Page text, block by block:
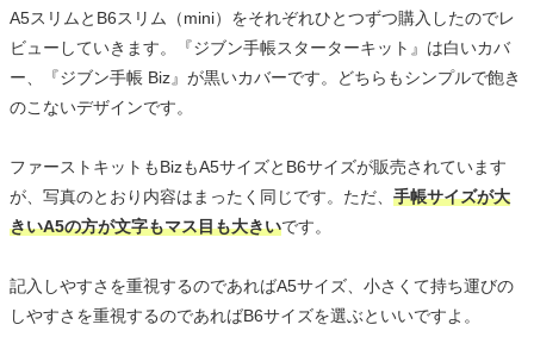
A5スリムとB6スリム（mini）をそれぞれひとつずつ購入したのでレ
ビューしていきます。『ジブン手帳スターターキット』は白いカバ
ー、『ジブン手帳 Biz』が黒いカバーです。どちらもシンプルで飽き
のこないデザインです。
ファーストキットもBizもA5サイズとB6サイズが販売されています
が、写真のとおり内容はまったく同じです。ただ、 手帳サイズが大
きいA5の方が文字もマス目も大きいです。
記入しやすさを重視するのであればA5サイズ、小さくて持ち運びの
しやすさを重視するのであればB6サイズを選ぶといいですよ。